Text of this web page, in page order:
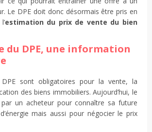
Le DPE doit donc désormais être pris en
estimation du prix de vente du bien
du DPE, une information
sont obligatoires pour la vente, la
des biens immobiliers. Aujourd’hui, le
un acheteur pour connaître sa future
mais aussi pour négocier le prix